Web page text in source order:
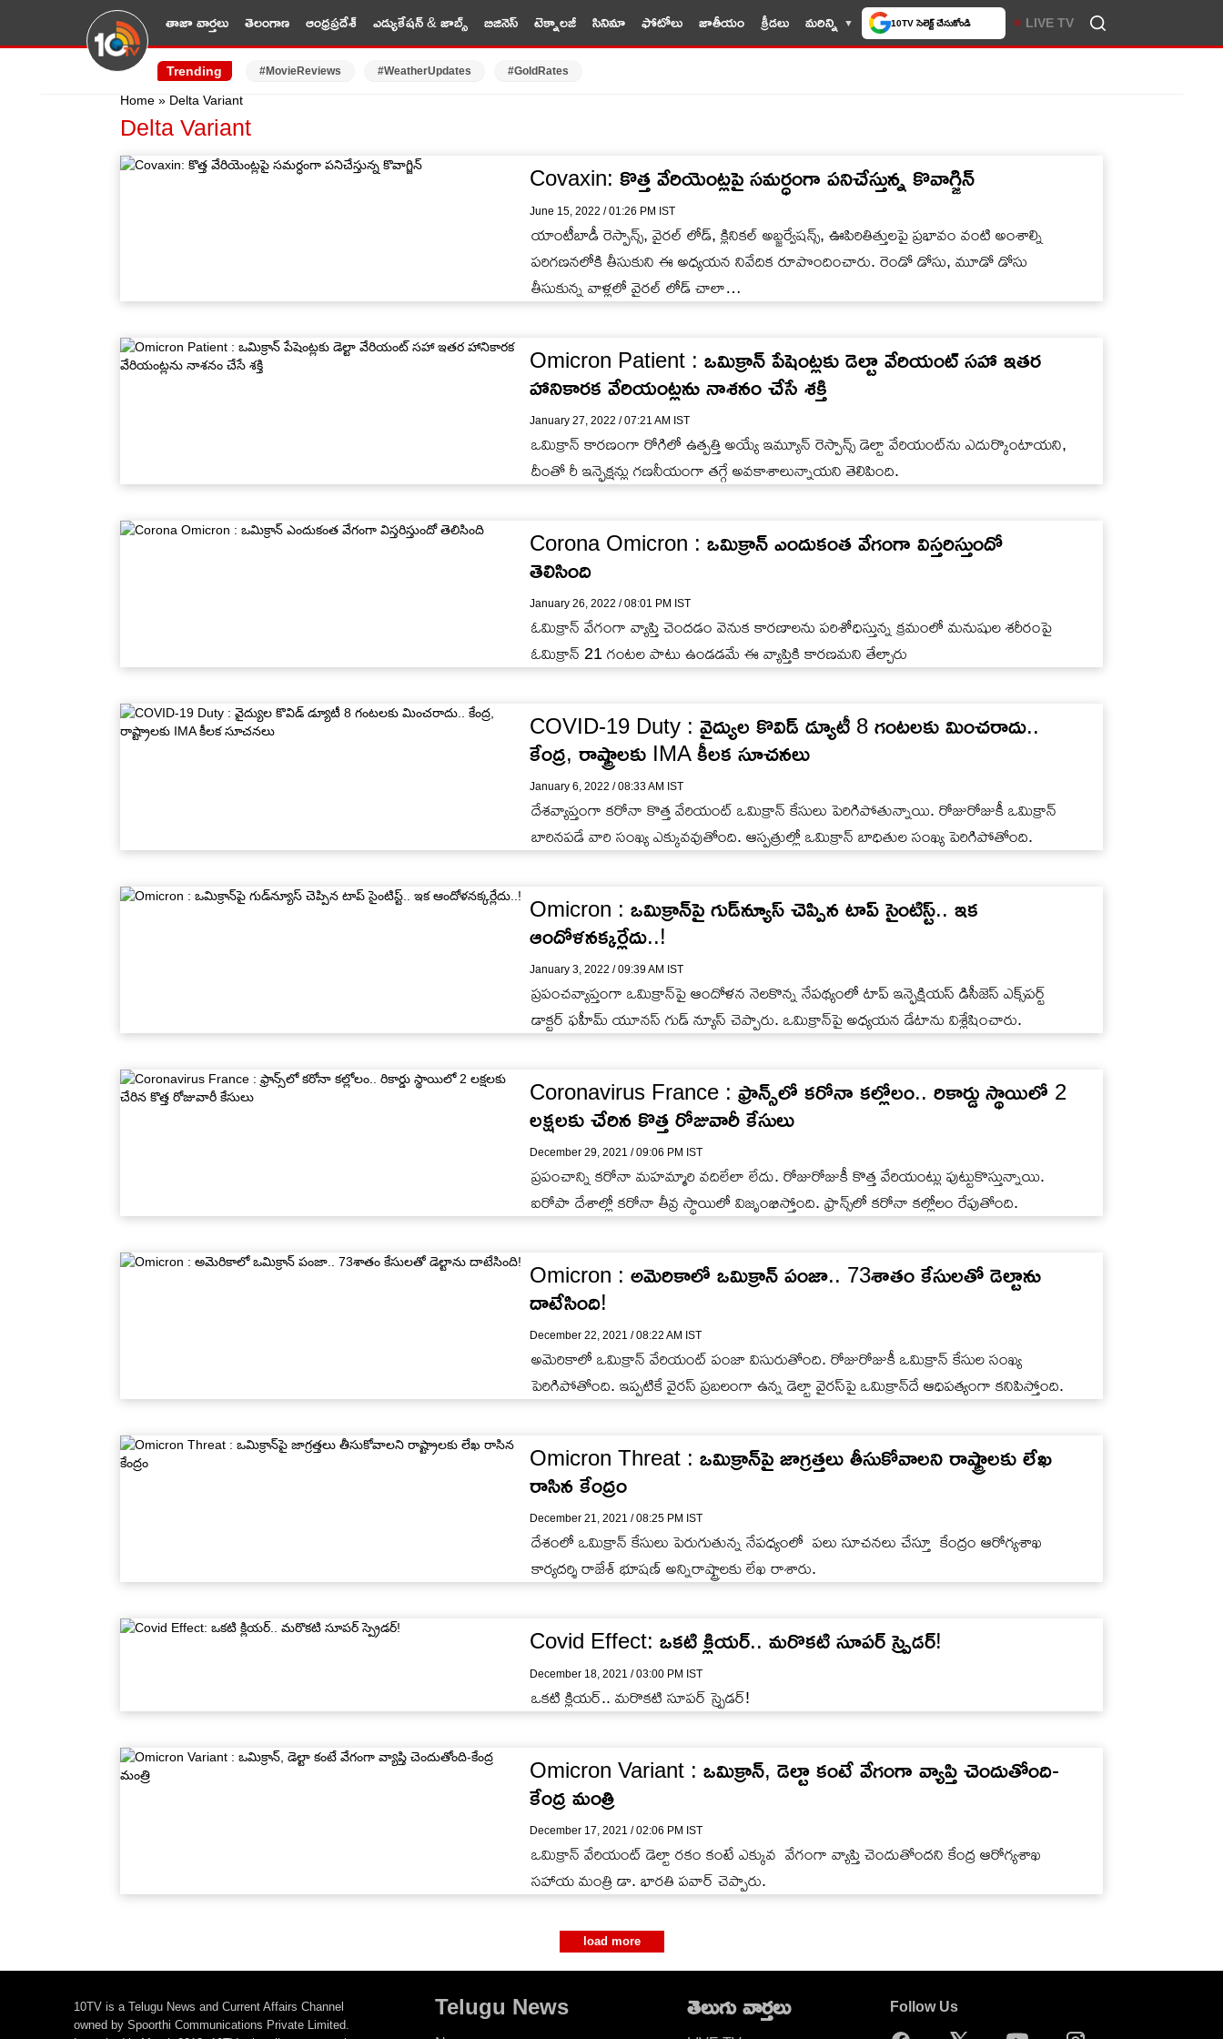
తాజా వార్తలు తెలంగాణ ఆంధ్రప్రదేశ్ ఎడ్యుకేషన్ & జాబ్స్ బిజినెస్ టెక్నాలజీ సినిమా ఫోటోలు జాతీయం క్రీడలు మరిన్ని 10TV సెలెక్ట్ చేసుకోండి LIVE TV
Trending #MovieReviews #WeatherUpdates #GoldRates
Home » Delta Variant
Delta Variant
Covaxin: కొత్త వేరియెంట్లపై సమర్ధంగా పనిచేస్తున్న కొవాగ్జిన్
June 15, 2022 / 01:26 PM IST
యాంటీబాడీ రెస్పాన్స్, వైరల్ లోడ్, క్లినికల్ అబ్జర్వేషన్స్, ఊపిరితిత్తులపై ప్రభావం వంటి అంశాల్ని
పరిగణనలోకి తీసుకుని ఈ అధ్యయన నివేదిక రూపొందించారు. రెండో డోసు, మూడో డోసు
తీసుకున్న వాళ్లలో వైరల్ లోడ్ చాలా…
Omicron Patient : ఒమిక్రాన్‌ పేషెంట్లకు డెల్టా వేరియంట్ సహా ఇతర
హానికారక వేరియంట్లను నాశనం చేసే శక్తి
January 27, 2022 / 07:21 AM IST
ఒమిక్రాన్‌ కారణంగా రోగిలో ఉత్పత్తి అయ్యే ఇమ్యూన్‌ రెస్పాన్స్‌ డెల్టా వేరియంట్‌ను ఎదుర్కొంటాయని,
దీంతో రీ ఇన్ఫెక్షన్లు గణనీయంగా తగ్గే అవకాశాలున్నాయని తెలిపింది.
Corona Omicron : ఒమిక్రాన్ ఎందుకంత వేగంగా విస్తరిస్తుందో
తెలిసింది
January 26, 2022 / 08:01 PM IST
ఓమిక్రాన్ వేగంగా వ్యాప్తి చెందడం వెనుక కారణాలను పరిశోధిస్తున్న క్రమంలో మనుషుల శరీరంపై
ఓమిక్రాన్ 21 గంటల పాటు ఉండడమే ఈ వ్యాప్తికి కారణమని తేల్చారు
COVID-19 Duty : వైద్యుల కొవిడ్ డ్యూటీ 8 గంటలకు మించరాదు..
కేంద్ర, రాష్ట్రాలకు IMA కీలక సూచనలు
January 6, 2022 / 08:33 AM IST
దేశవ్యాప్తంగా కరోనా కొత్త వేరియంట్ ఒమిక్రాన్ కేసులు పెరిగిపోతున్నాయి. రోజురోజుకీ ఒమిక్రాన్
బారినపడే వారి సంఖ్య ఎక్కువవుతోంది. ఆస్పత్రుల్లో ఒమిక్రాన్ బాధితుల సంఖ్య పెరిగిపోతోంది.
Omicron : ఒమిక్రాన్‌పై గుడ్‌న్యూస్ చెప్పిన టాప్ సైంటిస్ట్.. ఇక
ఆందోళనక్కర్లేదు..!
January 3, 2022 / 09:39 AM IST
ప్రపంచవ్యాప్తంగా ఒమిక్రాన్‌పై ఆందోళన నెలకొన్న నేపథ్యంలో టాప్ ఇన్ఫెక్షియస్ డిసీజెస్ ఎక్స్‌పర్ట్
డాక్టర్ ఫహీమ్ యూనస్ గుడ్ న్యూస్ చెప్పారు. ఒమిక్రాన్‌‌పై అధ్యయన డేటాను విశ్లేషించారు.
Coronavirus France : ఫ్రాన్స్‌లో కరోనా కల్లోలం.. రికార్డు స్థాయిలో 2
లక్షలకు చేరిన కొత్త రోజువారీ కేసులు
December 29, 2021 / 09:06 PM IST
ప్రపంచాన్ని కరోనా మహమ్మారి వదిలేలా లేదు. రోజురోజుకీ కొత్త వేరియంట్లు పుట్టుకొస్తున్నాయి.
ఐరోపా దేశాల్లో కరోనా తీవ్ర స్థాయిలో విజృంభిస్తోంది. ఫ్రాన్స్‌లో కరోనా కల్లోలం రేపుతోంది.
Omicron : అమెరికాలో ఒమిక్రాన్ పంజా.. 73శాతం కేసులతో డెల్టాను
దాటేసింది!
December 22, 2021 / 08:22 AM IST
అమెరికాలో ఒమిక్రాన్ వేరియంట్ పంజా విసురుతోంది. రోజురోజుకీ ఒమిక్రాన్ కేసుల సంఖ్య
పెరిగిపోతోంది. ఇప్పటికే వైరస్ ప్రబలంగా ఉన్న డెల్టా వైరస్‌పై ఒమిక్రాన్‌దే ఆధిపత్యంగా కనిపిస్తోంది.
Omicron Threat : ఒమిక్రాన్‌పై జాగ్రత్తలు తీసుకోవాలని రాష్ట్రాలకు లేఖ
రాసిన కేంద్రం
December 21, 2021 / 08:25 PM IST
దేశంలో ఒమిక్రాన్ కేసులు పెరుగుతున్న నేపధ్యంలో పలు సూచనలు చేస్తూ కేంద్రం ఆరోగ్యశాఖ
కార్యదర్శి రాజేశ్ భూషణ్ అన్నిరాష్ట్రాలకు లేఖ రాశారు.
Covid Effect: ఒకటి క్లియర్.. మరొకటి సూపర్ స్ప్రెడర్!
December 18, 2021 / 03:00 PM IST
ఒకటి క్లియర్.. మరొకటి సూపర్ స్ప్రెడర్!
Omicron Variant : ఒమిక్రాన్, డెల్టా కంటే వేగంగా వ్యాప్తి చెందుతోంది-
కేంద్ర మంత్రి
December 17, 2021 / 02:06 PM IST
ఒమిక్రాన్ వేరియంట్ డెల్టా రకం కంటే ఎక్కువ వేగంగా వ్యాప్తి చెందుతోందని కేంద్ర ఆరోగ్యశాఖ
సహాయ మంత్రి డా. భారతి పవార్ చెప్పారు.
load more
10TV is a Telugu News and Current Affairs Channel
owned by Spoorthi Communications Private Limited.
Telugu News తెలుగు వార్తలు Follow Us